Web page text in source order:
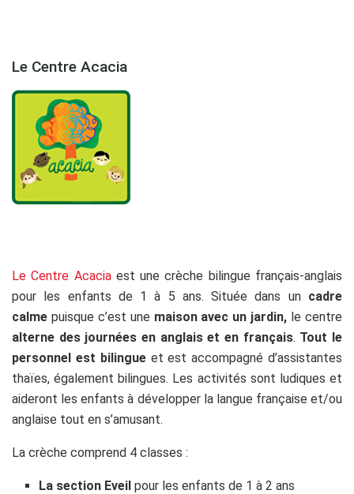
Le Centre Acacia
Le Centre Acaciaest une crèche bilingue français-anglais
pour les enfants de 1 à 5 ans. Située dans un cadre
calme puisque c’est une maison avec un jardin, le centre
alterne des journées en anglais et en français. Tout le
personnel est bilingueet est accompagné d’assistantes
thaïes, également bilingues. Les activités sont ludiques et
aideront les enfants à développer la langue française et/ou
anglaise tout en s’amusant.
La crèche comprend 4 classes :
La section Eveil pour les enfants de 1 à 2 ans